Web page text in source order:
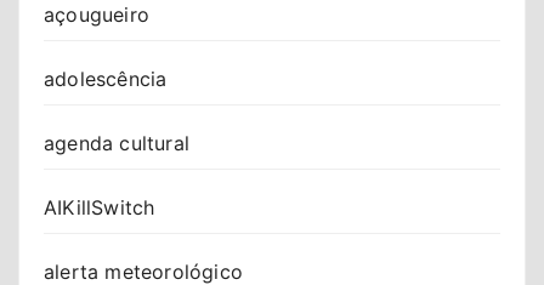
açougueiro
adolescência
agenda cultural
AIKillSwitch
alerta meteorológico